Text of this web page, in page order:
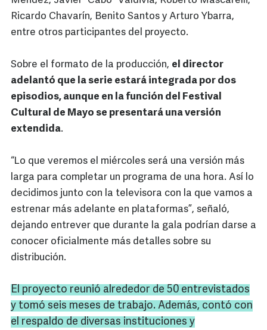
Ricardo Chavarín, Benito Santos y Arturo Ybarra,
entre otros participantes del proyecto.
Sobre el formato de la producción, el director
adelantó que la serie estará integrada por dos
episodios, aunque en la función del Festival
Cultural de Mayo se presentará una versión
extendida.
“Lo que veremos el miércoles será una versión más
larga para completar un programa de una hora. Así lo
decidimos junto con la televisora con la que vamos a
estrenar más adelante en plataformas”, señaló,
dejando entrever que durante la gala podrían darse a
conocer oficialmente más detalles sobre su
distribución.
El proyecto reunió alrededor de 50 entrevistados
y tomó seis meses de trabajo. Además, contó con
el respaldo de diversas instituciones y